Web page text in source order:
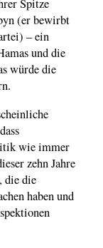
Spitze
(er bewirbt
– ein
und die
würde die
wie immer
zehn Jahre
die die
haben und